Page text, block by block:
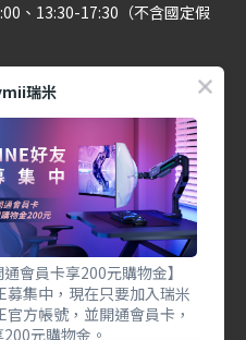
、13:30-17:30（不含國定假
#302
瑞米
通會員卡享200元購物金】
募集中，現在只要加入瑞米
官方帳號，並開通會員卡，
200元購物金。